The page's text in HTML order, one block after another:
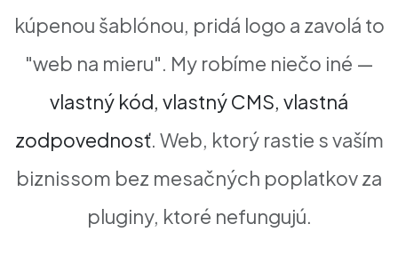
kúpenou šablónou, pridá logo a zavolá to
"web na mieru". My robíme niečo iné —
vlastný kód, vlastný CMS, vlastná
zodpovednosť. Web, ktorý rastie s vaším
biznissom bez mesačných poplatkov za
pluginy, ktoré nefungujú.